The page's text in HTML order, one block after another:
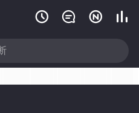
   